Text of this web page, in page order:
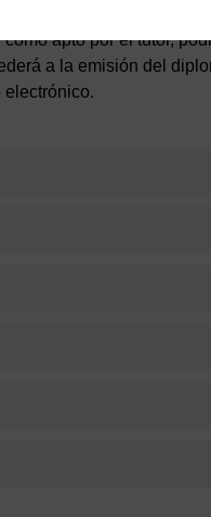
apto por el tutor,
a la emisión del
electrónico.